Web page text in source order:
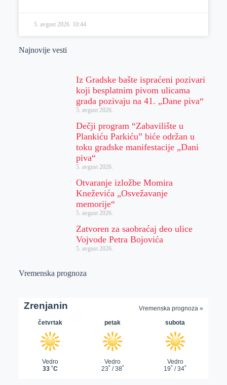
5. avgust 2026. 10:44
Najnovije vesti
Iz Gradske bašte ispraćeni pozivari
koji besplatnim pivom ulicama
grada pozivaju na 41. „Dane piva“
5. avgust 2026.
Dečji program “Zabavilište u
Plankiću Parkiću” biće održan u
toku gradske manifestacije „Dani
piva“
5. avgust 2026.
Otvaranje izložbe Momira
Kneževića „Osvežavanje
memorije“
5. avgust 2026.
Zatvoren za saobraćaj deo ulice
Vojvode Petra Bojovića
5. avgust 2026.
Vremenska prognoza